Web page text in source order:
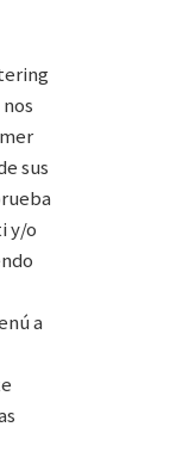
sus
y/o
a